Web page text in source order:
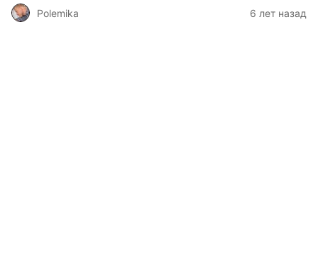
Polemika 6 лет назад